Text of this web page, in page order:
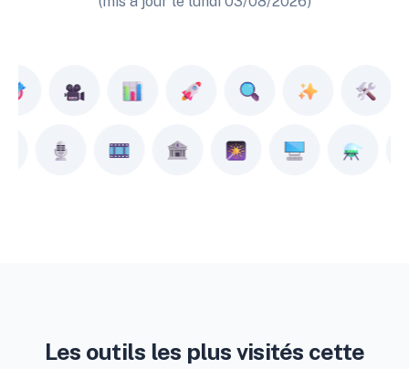
Les outils les plus visités cette